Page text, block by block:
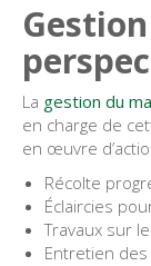
La gestion du
en charge de
en œuvre
Récolte
Éclaircies
Travaux sur
Entretien